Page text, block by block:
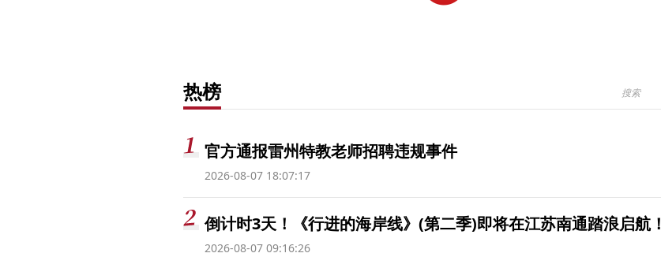
热榜
官方通报雷州特教老师招聘违规事件
2026-08-07 18:07:17
倒计时3天！《行进的海岸线》(第二季)即将在江苏南通踏浪启航！
2026-08-07 09:16:26